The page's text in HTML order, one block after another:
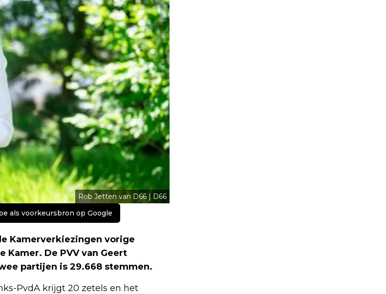
Rob Jetten van D66 | D66
als voorkeursbron op Google
Kamerverkiezingen vorige
De PVV van Geert
partijen is 29.668 stemmen.
PvdA krijgt 20 zetels en het